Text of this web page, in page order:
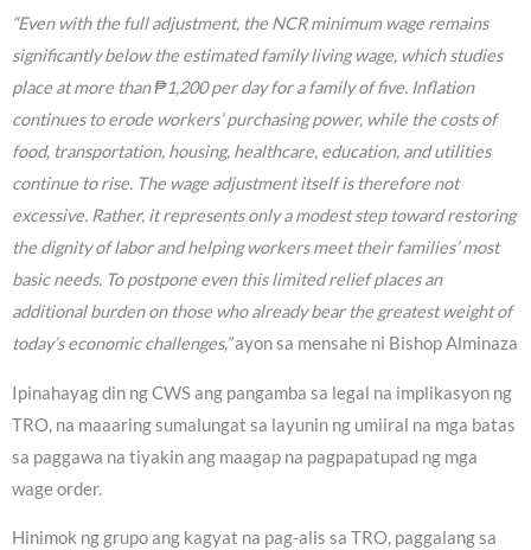
“Even with the full adjustment, the NCR minimum wage remains
significantly below the estimated family living wage, which studies
place at more than ₱1,200 per day for a family of five. Inflation
continues to erode workers’ purchasing power, while the costs of
food, transportation, housing, healthcare, education, and utilities
continue to rise. The wage adjustment itself is therefore not
excessive. Rather, it represents only a modest step toward restoring
the dignity of labor and helping workers meet their families’ most
basic needs. To postpone even this limited relief places an
additional burden on those who already bear the greatest weight of
today’s economic challenges,”ayon sa mensahe ni Bishop Alminaza
Ipinahayag din ng CWS ang pangamba sa legal na implikasyon ng
TRO, na maaaring sumalungat sa layunin ng umiiral na mga batas
sa paggawa na tiyakin ang maagap na pagpapatupad ng mga
wage order.
Hinimok ng grupo ang kagyat na pag-alis sa TRO, paggalang sa